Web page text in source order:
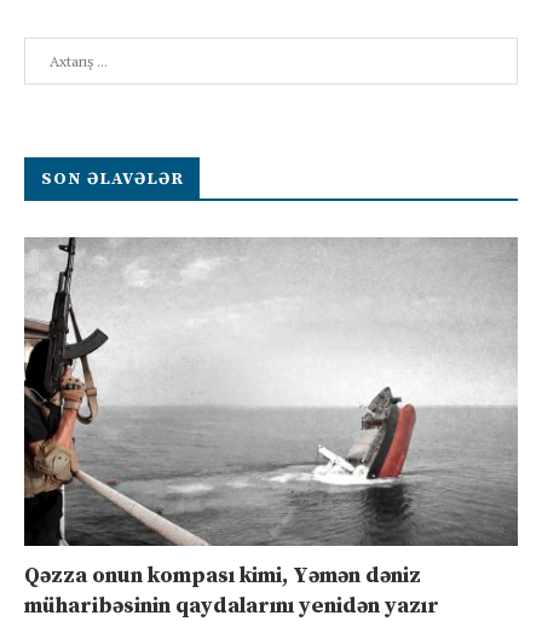
SON ƏLAVƏLƏR
Qəzza onun kompası kimi, Yəmən dəniz
müharibəsinin qaydalarını yenidən yazır